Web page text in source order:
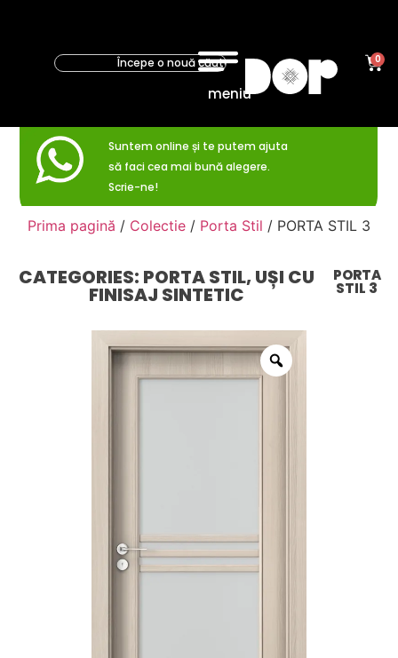
meniu
0
Suntem online și te putem ajuta
să faci cea mai bună alegere.
Scrie-ne!
Prima pagină / Colectie / Porta Stil / PORTA STIL 3
CATEGORIES: PORTA STIL,UȘI CU
FINISAJ SINTETIC
PORTA
STIL 3